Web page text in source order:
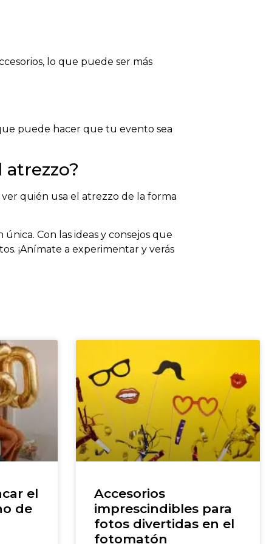
lo que puede ser más
puede hacer que tu evento sea
quién usa el atrezzo de la forma
Con las ideas y consejos que
¡Anímate a experimentar y verás
el
de
Accesorios
imprescindibles para
fotos divertidas en el
fotomatón